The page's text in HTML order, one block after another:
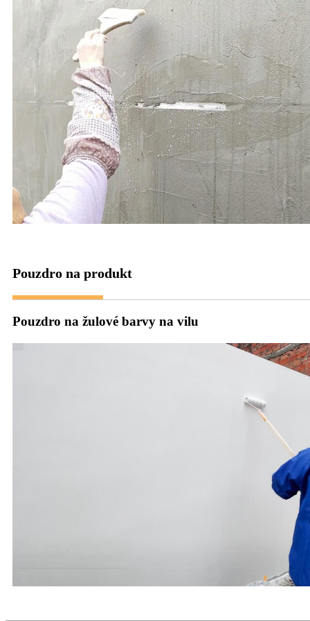
Pouzdro na produkt
Pouzdro na žulové barvy na vilu